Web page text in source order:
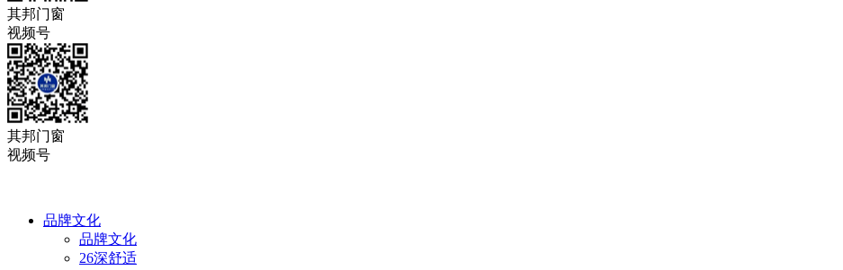
其邦门窗
视频号
其邦门窗
视频号
品牌文化
品牌文化
26深舒适